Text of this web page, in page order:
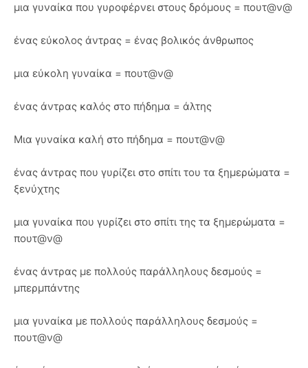
μια γυναίκα που γυροφέρνει στους δρόμους = πουτ@ν@
ένας εύκολος άντρας = ένας βολικός άνθρωπος
μια εύκολη γυναίκα = πουτ@ν@
ένας άντρας καλός στο πήδημα = άλτης
Μια γυναίκα καλή στο πήδημα = πουτ@ν@
ένας άντρας που γυρίζει στο σπίτι του τα ξημερώματα =
ξενύχτης
μια γυναίκα που γυρίζει στο σπίτι της τα ξημερώματα =
πουτ@ν@
ένας άντρας με πολλούς παράλληλους δεσμούς =
μπερμπάντης
μια γυναίκα με πολλούς παράλληλους δεσμούς =
πουτ@ν@